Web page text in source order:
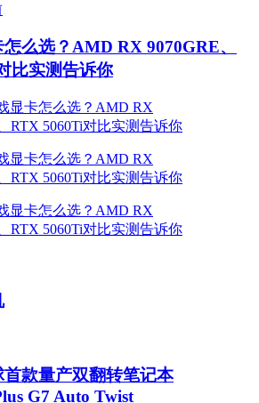
么选？AMD RX 9070GRE、
比实测告诉你
款量产双翻转笔记本
G7 Auto Twist